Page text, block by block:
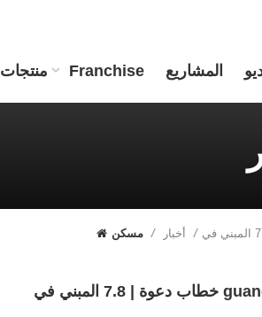
منتجات Franchise المشاريع
مسكن / أخبار /